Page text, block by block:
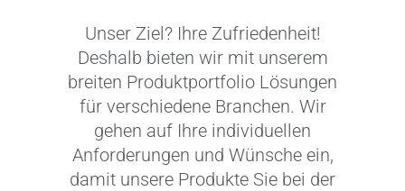
Unser Ziel? Ihre Zufriedenheit!
Deshalb bieten wir mit unserem
breiten Produktportfolio Lösungen
für verschiedene Branchen. Wir
gehen auf Ihre individuellen
Anforderungen und Wünsche ein,
damit unsere Produkte Sie bei der